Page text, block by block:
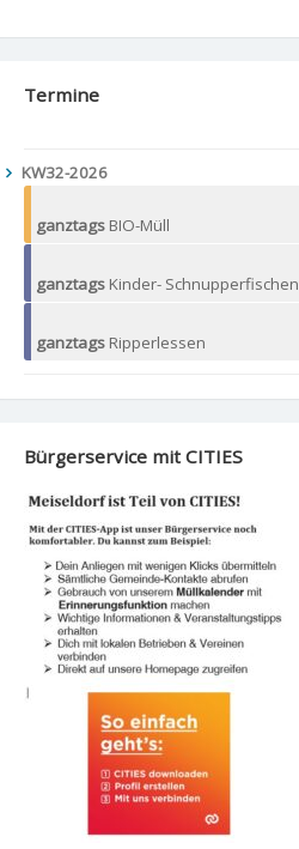
Termine
KW32-2026
ganztags BIO-Müll
ganztags Kinder- Schnupperfischen
ganztags Ripperlessen
Bürgerservice mit CITIES